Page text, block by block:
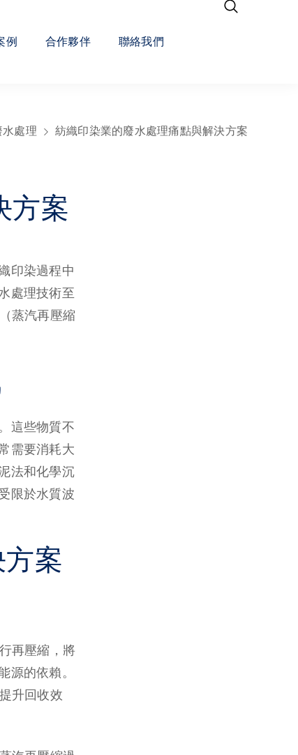
例 合作夥伴 聯絡我們
水處理 紡織印染業的廢水處理痛點與解決方案
方案
印染過程中
處理技術至
蒸汽再壓縮
這些物質不
需要消耗大
法和化學沉
限於水質波
案
再壓縮，將
源的依賴。
升回收效